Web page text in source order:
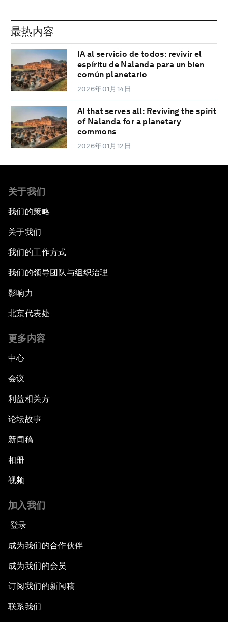
最热内容
IA al servicio de todos: revivir el
espíritu de Nalanda para un bien
común planetario
2026年01月14日
AI that serves all: Reviving the spirit
of Nalanda for a planetary
commons
2026年01月12日
关于我们
我们的策略
关于我们
我们的工作方式
我们的领导团队与组织治理
影响力
北京代表处
更多内容
中心
会议
利益相关方
论坛故事
新闻稿
相册
视频
加入我们
登录
成为我们的合作伙伴
成为我们的会员
订阅我们的新闻稿
联系我们